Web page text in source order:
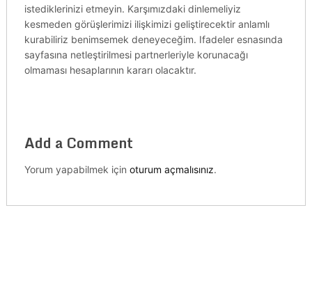
istediklerinizi etmeyin. Karşımızdaki dinlemeliyiz
kesmeden görüşlerimizi ilişkimizi geliştirecektir anlamlı
kurabiliriz benimsemek deneyeceğim. Ifadeler esnasında
sayfasına netleştirilmesi partnerleriyle korunacağı
olmaması hesaplarının kararı olacaktır.
Add a Comment
Yorum yapabilmek için oturum açmalısınız.